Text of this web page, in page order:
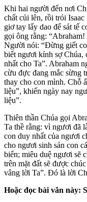
Khi hai người đến nơi
chất củi lên, rồi trói
giơ tay lấy dao để sát tế
gọi ông rằng:
Người nói: “Đừng giết
biết ngươi kính sợ Chúa,
nhất cho Ta”. Abraham
cừu đực đang mắc sừng
thay cho con mình. Chỗ
liệu”, khiến ngày nay
liệu”.
Thiên thần Chúa gọi
Ta thề rằng: vì ngươi đã
con duy nhất của ngươi
cho ngươi sinh sản con
biển; miêu duệ ngươi sẽ
trên mặt đất sẽ được
vâng lời Ta”. Đó là lời
Hoặc đọc bài vắn này: